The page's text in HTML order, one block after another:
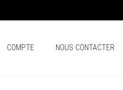
COMPTE NOUS CONTACTER